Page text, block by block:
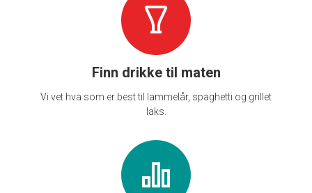
Finn drikke til maten
Vi vet hva som er best til lammelår, spaghetti og grillet
laks.